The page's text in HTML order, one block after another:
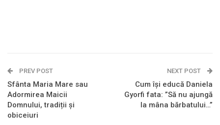
PREV POST
Sfânta Maria Mare sau
Adormirea Maicii
Domnului, tradiții și
obiceiuri
NEXT POST
Cum își educă Daniela
Gyorfi fata: ”Să nu ajungă
la mâna bărbatului…”